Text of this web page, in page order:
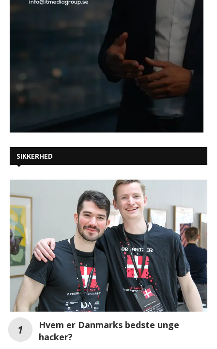
SIKKERHED
Hvem er Danmarks bedste unge
hacker?